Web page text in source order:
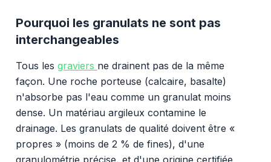
Pourquoi les granulats ne sont pas
interchangeables
Tous les graviers ne drainent pas de la même
façon. Une roche porteuse (calcaire, basalte)
n'absorbe pas l'eau comme un granulat moins
dense. Un matériau argileux contamine le
drainage. Les granulats de qualité doivent être «
propres » (moins de 2 % de fines), d'une
granulométrie précise, et d'une origine certifiée